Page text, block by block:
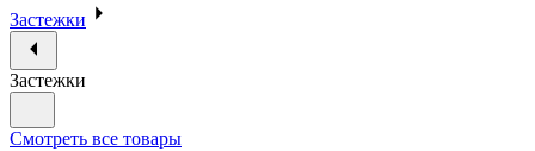
Застежки
Застежки
Смотреть все товары